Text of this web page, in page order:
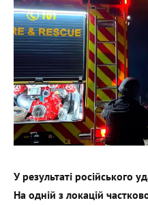
У результаті російського
На одній з локацій